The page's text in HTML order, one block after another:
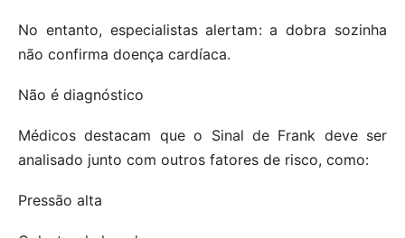
No entanto, especialistas alertam: a dobra sozinha
não confirma doença cardíaca.
Não é diagnóstico
Médicos destacam que o Sinal de Frank deve ser
analisado junto com outros fatores de risco, como:
Pressão alta